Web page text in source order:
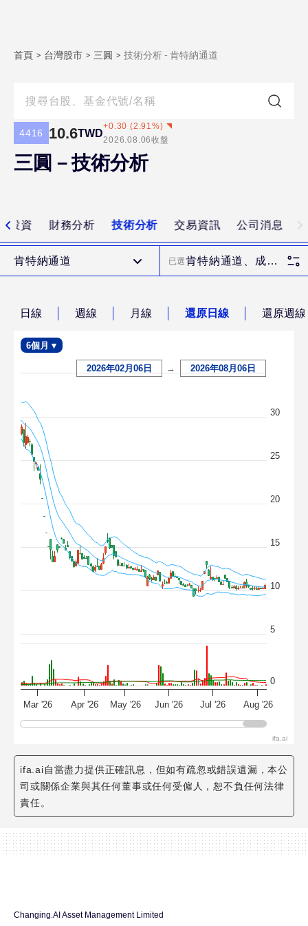
首頁 > 台灣股市 > 三圓 > 技術分析 - 肯特納通道
4416 10.6TWD
+0.30 (2.91%)
2026.08.06收盤
三圓－技術分析
投資 財務分析 技術分析 交易資訊 公司消息
肯特納通道 已選 肯特納通道、成交量
日線 週線 月線 還原日線 還原週線
Mar '26 Apr '26 May '26 Jun '26 Jul '26 Aug '26
5
10
15
20
25
30
0
6個月 ▾
2026年02月06日 → 2026年08月06日
ifa.ai
ifa.ai自當盡力提供正確訊息，但如有疏忽或錯誤遺漏，本公
司或關係企業與其任何董事或任何受僱人，恕不負任何法律
責任。
Changing.AI Asset Management Limited